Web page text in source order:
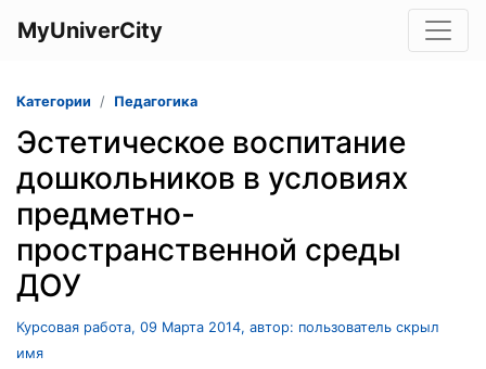
MyUniverCity
Категории Педагогика
Эстетическое воспитание
дошкольников в условиях
предметно-
пространственной среды
ДОУ
Курсовая работа, 09 Марта 2014, автор: пользователь скрыл
имя